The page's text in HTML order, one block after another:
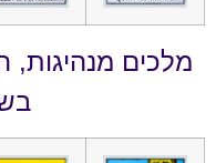
מלכים מנהיגות,